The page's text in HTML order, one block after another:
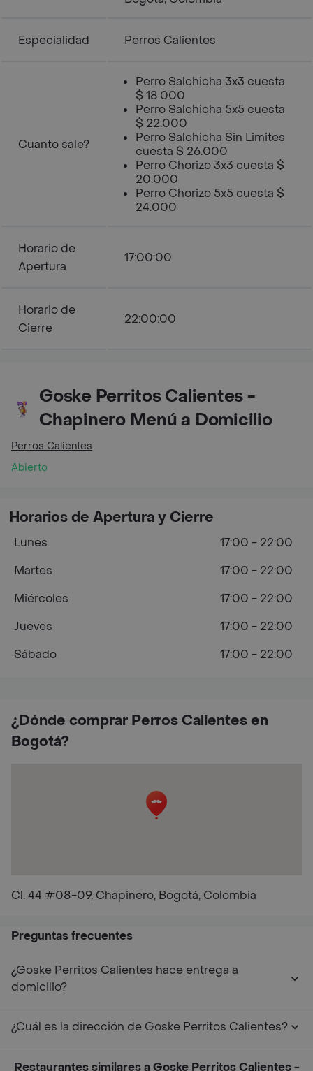
Especialidad Perros Calientes
Cuanto sale?
Perro Salchicha 3x3 cuesta
$ 18.000
Perro Salchicha 5x5 cuesta
$ 22.000
Perro Salchicha Sin Limites
cuesta $ 26.000
Perro Chorizo 3x3 cuesta $
20.000
Perro Chorizo 5x5 cuesta $
24.000
Horario de
Apertura
17:00:00
Horario de
Cierre
22:00:00
Goske Perritos Calientes -
Chapinero Menú a Domicilio
Perros Calientes
Abierto
¿Dónde comprar Perros Calientes en
Bogotá?
Cl. 44 #08-09, Chapinero, Bogotá, Colombia
Horarios de Apertura y Cierre
Lunes
17:00 - 22:00
Martes
17:00 - 22:00
Miércoles
17:00 - 22:00
Jueves
17:00 - 22:00
Sábado
17:00 - 22:00
Preguntas frecuentes
¿Goske Perritos Calientes hace entrega a
domicilio?
¿Cuál es la dirección de Goske Perritos Calientes?
Restaurantes similares a Goske Perritos Calientes -